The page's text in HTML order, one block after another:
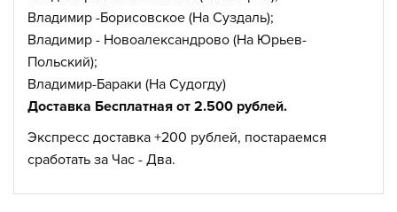
Владимир -Борисовское (На Суздаль);
Владимир - Новоалександрово (На Юрьев-
Польский);
Владимир-Бараки (На Судогду)
Доставка Бесплатная от 2.500 рублей.
Экспресс доставка +200 рублей, постараемся
сработать за Час - Два.